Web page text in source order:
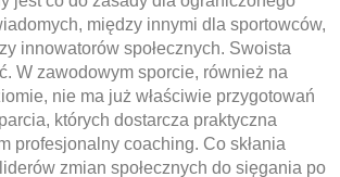
między innymi dla sportowców,
innowatorów społecznych. Swoista
W zawodowym sporcie, również na
nie ma już właściwie przygotowań
których dostarcza praktyczna
profesjonalny coaching. Co skłania
zmian społecznych do sięgania po